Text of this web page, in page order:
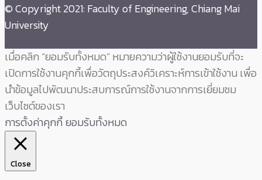
© Copyright 2021: Faculty of Engineering, Chiang Mai
University
เมื่อคลิก “ยอมรับทั้งหมด” หมายความว่าผู้ใช้งานยอมรับที่จะ
เปิดการใช้งานคุกกี้เพื่อวัตถุประสงค์วิเคราะห์การเข้าใช้งาน เพื่อ
นำข้อมูลไปพัฒนาประสบการณ์การใช้งานจากการเยี่ยมชม
เว็บไซต์ของเรา
การตั้งค่าคุกกี้ยอมรับทั้งหมด
Close